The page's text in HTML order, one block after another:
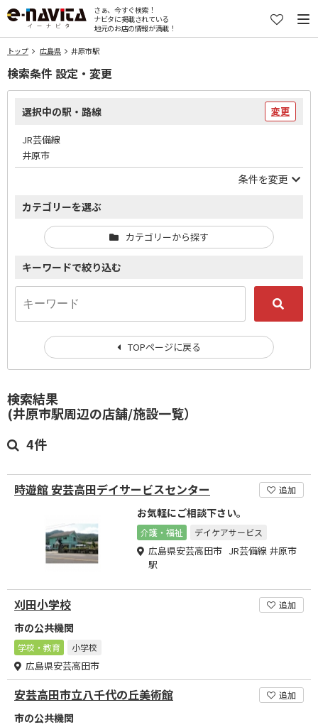
さぁ、今すぐ検索！
ナビタに掲載されている
地元のお店の情報が満載！
トップ 広島県 井原市駅
検索結果
(井原市駅周辺の店舗/施設一覧）
4件
時遊館 安芸高田デイサービスセンター 追加
お気軽にご相談下さい。
介護・福祉 デイケアサービス
広島県安芸高田市 JR芸備線 井原市
駅
刈田小学校 追加
市の公共機関
学校・教育 小学校
広島県安芸高田市
安芸高田市立八千代の丘美術館 追加
市の公共機関
検索条件 設定・変更
選択中の駅・路線 変更
JR芸備線
井原市
条件を変更
カテゴリーを選ぶ
カテゴリーから探す
キーワードで絞り込む
TOPページに戻る